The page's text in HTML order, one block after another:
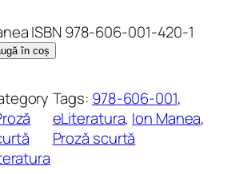
ISBN 978-606-001-420-1
în coș
Tags: 978-606-001
eLiteratura, Ion Manea
Proză scurtă